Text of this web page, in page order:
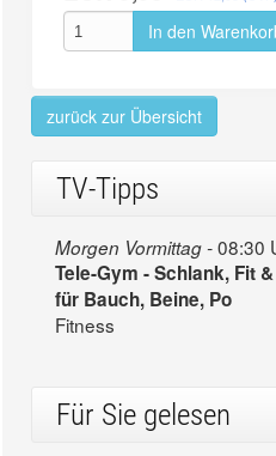
In den
zurück zur Übersicht
TV-Tipps
Morgen Vormittag -08:30
Tele-Gym - Schlank, Fit
für Bauch, Beine, Po
Fitness
Für Sie gelesen